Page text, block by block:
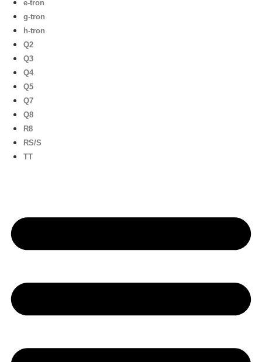
e-tron
g-tron
h-tron
Q2
Q3
Q4
Q5
Q7
Q8
R8
RS/S
TT